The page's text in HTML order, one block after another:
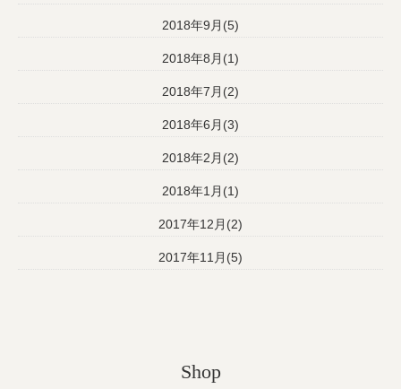
2018年9月(5)
2018年8月(1)
2018年7月(2)
2018年6月(3)
2018年2月(2)
2018年1月(1)
2017年12月(2)
2017年11月(5)
Shop